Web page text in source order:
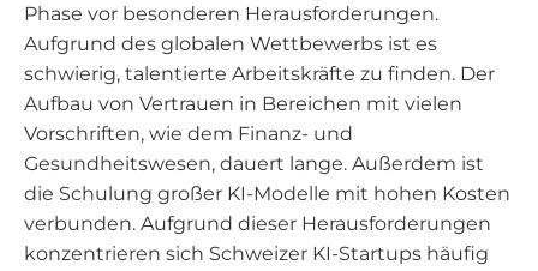
Phase vor besonderen Herausforderungen.
Aufgrund des globalen Wettbewerbs ist es
schwierig, talentierte Arbeitskräfte zu finden. Der
Aufbau von Vertrauen in Bereichen mit vielen
Vorschriften, wie dem Finanz- und
Gesundheitswesen, dauert lange. Außerdem ist
die Schulung großer KI-Modelle mit hohen Kosten
verbunden. Aufgrund dieser Herausforderungen
konzentrieren sich Schweizer KI-Startups häufig